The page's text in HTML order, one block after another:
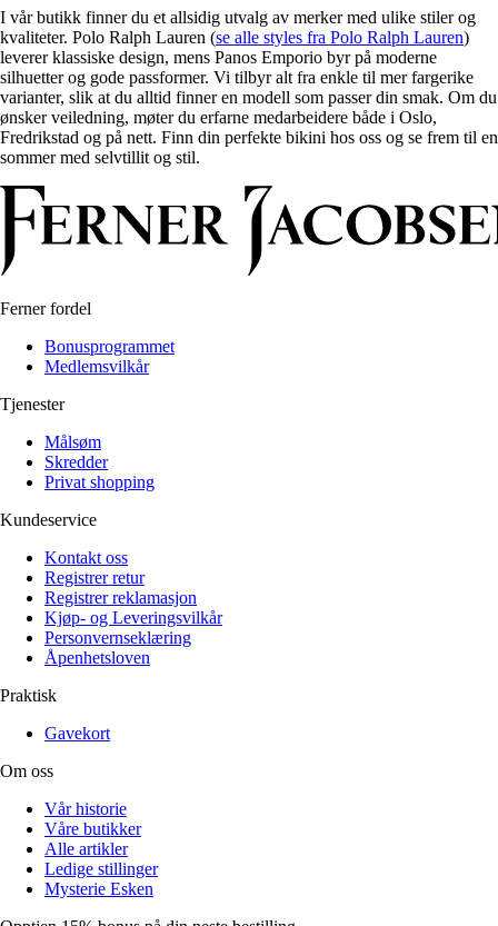
I vår butikk finner du et allsidig utvalg av merker med ulike stiler og
kvaliteter. Polo Ralph Lauren (se alle styles fra Polo Ralph Lauren)
leverer klassiske design, mens Panos Emporio byr på moderne
silhuetter og gode passformer. Vi tilbyr alt fra enkle til mer fargerike
varianter, slik at du alltid finner en modell som passer din smak. Om du
ønsker veiledning, møter du erfarne medarbeidere både i Oslo,
Fredrikstad og på nett. Finn din perfekte bikini hos oss og se frem til en
sommer med selvtillit og stil.
Ferner fordel
Bonusprogrammet
Medlemsvilkår
Tjenester
Målsøm
Skredder
Privat shopping
Kundeservice
Kontakt oss
Registrer retur
Registrer reklamasjon
Kjøp- og Leveringsvilkår
Personvernseklæring
Åpenhetsloven
Praktisk
Gavekort
Om oss
Vår historie
Våre butikker
Alle artikler
Ledige stillinger
Mysterie Esken